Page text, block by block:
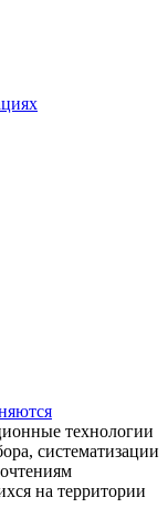
технологии
систематизации
на территории